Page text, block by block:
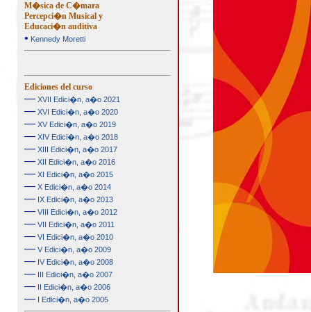
M�sica de C�mara
Percepci�n Musical y
Educaci�n auditiva
• Kennedy Moretti
Ediciones del curso
—XVII Edici�n, a�o 2021
—XVI Edici�n, a�o 2020
—XV Edici�n, a�o 2019
—XIV Edici�n, a�o 2018
—XIII Edici�n, a�o 2017
—XII Edici�n, a�o 2016
—XI Edici�n, a�o 2015
—X Edici�n, a�o 2014
—IX Edici�n, a�o 2013
—VIII Edici�n, a�o 2012
—VII Edici�n, a�o 2011
—VI Edici�n, a�o 2010
—V Edici�n, a�o 2009
—IV Edici�n, a�o 2008
—III Edici�n, a�o 2007
—II Edici�n, a�o 2006
—I Edici�n, a�o 2005